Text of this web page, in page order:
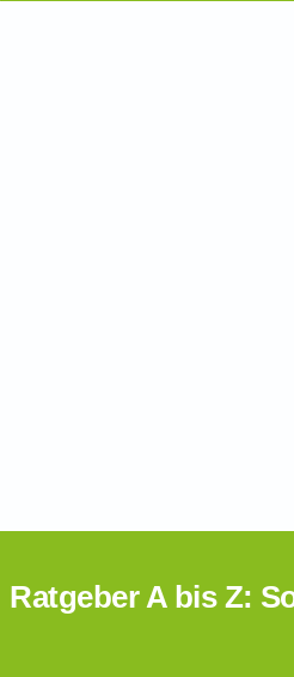
Ratgeber A bis Z: